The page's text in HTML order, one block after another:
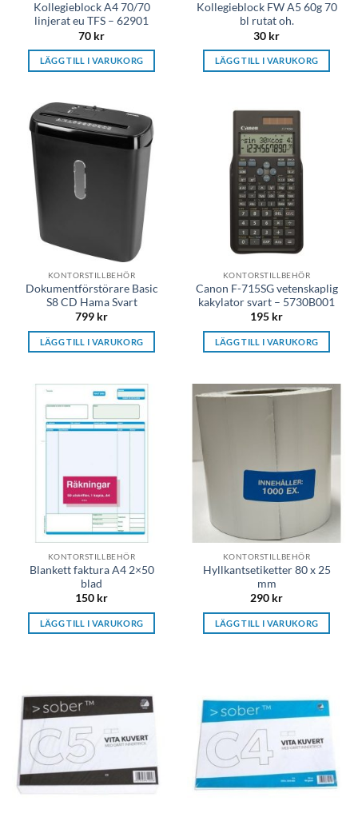
Kollegieblock A4 70/70
linjerat eu TFS – 62901
70 kr
LÄGG TILL I VARUKORG
Kollegieblock FW A5 60g 70
bl rutat oh.
30 kr
LÄGG TILL I VARUKORG
KONTORSTILLBEHÖR
Dokumentförstörare Basic
S8 CD Hama Svart
799 kr
LÄGG TILL I VARUKORG
KONTORSTILLBEHÖR
Canon F-715SG vetenskaplig
kakylator svart – 5730B001
195 kr
LÄGG TILL I VARUKORG
KONTORSTILLBEHÖR
Blankett faktura A4 2×50
blad
150 kr
LÄGG TILL I VARUKORG
KONTORSTILLBEHÖR
Hyllkantsetiketter 80 x 25
mm
290 kr
LÄGG TILL I VARUKORG